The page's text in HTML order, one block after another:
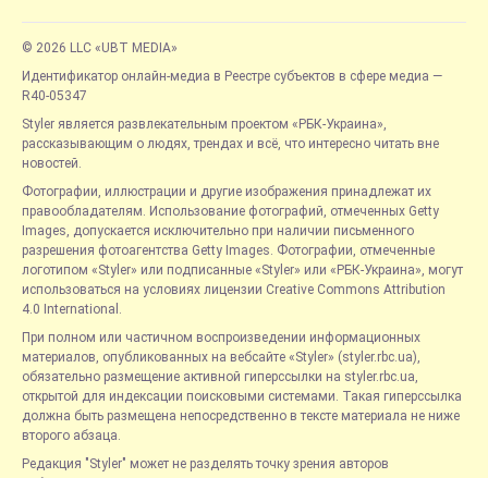
© 2026 LLC «UBT MEDIA»
Идентификатор онлайн-медиа в Реестре субъектов в сфере медиа —
R40-05347
Styler является развлекательным проектом «РБК-Украина»,
рассказывающим о людях, трендах и всё, что интересно читать вне
новостей.
Фотографии, иллюстрации и другие изображения принадлежат их
правообладателям. Использование фотографий, отмеченных Getty
Images, допускается исключительно при наличии письменного
разрешения фотоагентства Getty Images. Фотографии, отмеченные
логотипом «Styler» или подписанные «Styler» или «РБК-Украина», могут
использоваться на условиях лицензии Creative Commons Attribution
4.0 International.
При полном или частичном воспроизведении информационных
материалов, опубликованных на вебсайте «Styler» (styler.rbc.ua),
обязательно размещение активной гиперссылки на styler.rbc.ua,
открытой для индексации поисковыми системами. Такая гиперссылка
должна быть размещена непосредственно в тексте материала не ниже
второго абзаца.
Редакция "Styler" может не разделять точку зрения авторов